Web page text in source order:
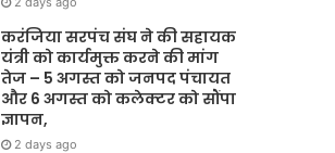
करंजिया सरपंच संघ ने की सहायक
यंत्री को कार्यमुक्त करने की मांग
तेज – 5 अगस्त को जनपद पंचायत
और 6 अगस्त को कलेक्टर को सौंपा
ज्ञापन,
2 days ago